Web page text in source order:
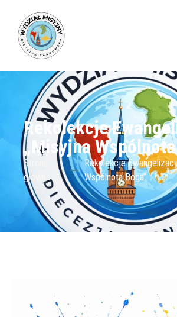
Rekolekcje
„Misyjna
Strona
główna
Rekolekcje
Wspólnota Boga”